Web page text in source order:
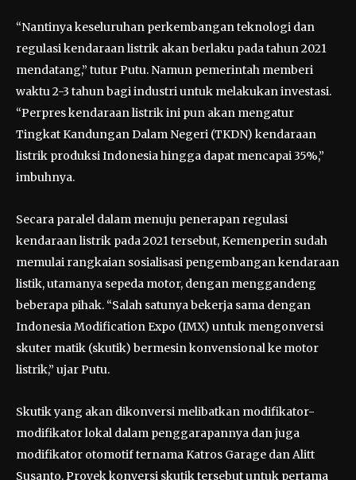
“Nantinya keseluruhan perkembangan teknologi dan
regulasi kendaraan listrik akan berlaku pada tahun 2021
mendatang,” tutur Putu. Namun pemerintah memberi
waktu 2-3 tahun bagi industri untuk melakukan investasi.
“Perpres kendaraan listrik ini pun akan mengatur
Tingkat Kandungan Dalam Negeri (TKDN) kendaraan
listrik produksi Indonesia hingga dapat mencapai 35%,”
imbuhnya.
Secara paralel dalam menuju penerapan regulasi
kendaraan listrik pada 2021 tersebut, Kemenperin sudah
memulai rangkaian sosialisasi pengembangan kendaraan
listik, utamanya sepeda motor, dengan menggandeng
beberapa pihak. “Salah satunya bekerja sama dengan
Indonesia Modification Expo (IMX) untuk mengonversi
skuter matik (skutik) bermesin konvensional ke motor
listrik,” ujar Putu.
Skutik yang akan dikonversi melibatkan modifikator-
modifikator lokal dalam penggarapannya dan juga
modifikator otomotif ternama Katros Garage dan Alitt
Susanto. Proyek konversi skutik tersebut untuk pertama